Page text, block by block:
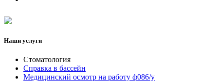
Наши услуги
Стоматология
Справка в бассейн
Медицинский осмотр на работу ф086/у